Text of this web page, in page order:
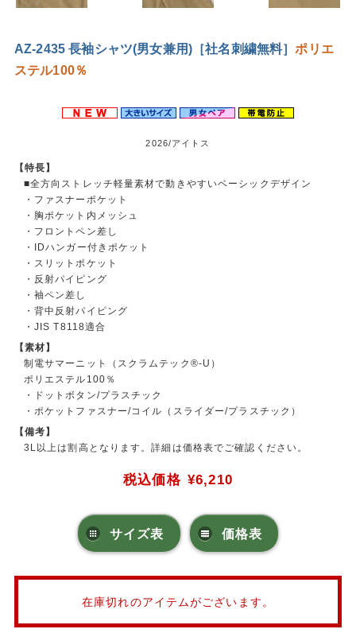
AZ-2435 長袖シャツ(男女兼用)［社名刺繍無料］ポリエ
ステル100％
2026/アイトス
【特長】
■全方向ストレッチ軽量素材で動きやすいベーシックデザイン
・ファスナーポケット
・胸ポケット内メッシュ
・フロントペン差し
・IDハンガー付きポケット
・スリットポケット
・反射パイピング
・袖ペン差し
・背中反射パイピング
・JIS T8118適合
【素材】
制電サマーニット（スクラムテック®-U）
ポリエステル100％
・ドットボタン/プラスチック
・ポケットファスナー/コイル（スライダー/プラスチック）
【備考】
3L以上は割高となります。詳細は価格表でご確認ください。
税込価格 ¥6,210
サイズ表 価格表
在庫切れのアイテムがございます。